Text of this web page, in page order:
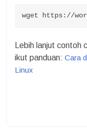
wget https://
Lebih lanjut
ikut panduan: Cara
Linux